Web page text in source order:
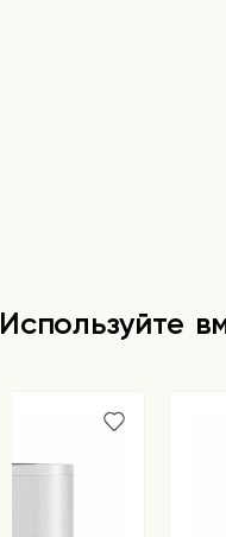
Используйте